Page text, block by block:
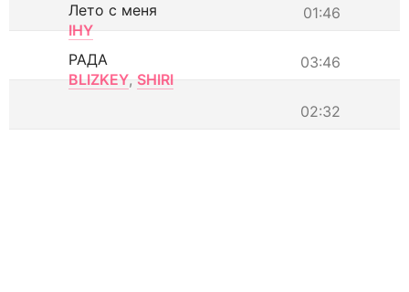
01:46
Лето с меня
IHY
03:46
РАДА
BLIZKEY, SHIRI
02:32